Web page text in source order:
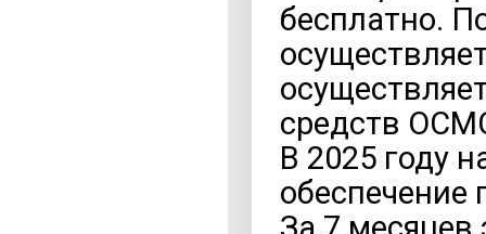
бесплатно.
средств
В 2025 году
обеспечение